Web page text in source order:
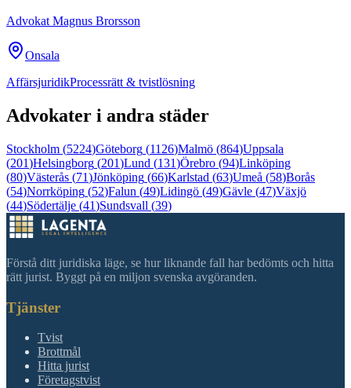
Advokat Magnus Brorsson
Onsala
AffärsjuridikProcessrätt & tvistlösning
Advokater i andra städer
Stockholm (5224)Göteborg (1126)Malmö (864)Uppsala
(201)Helsingborg (201)Lund (131)Örebro (94)Linköping
(80)Västerås (71)Jönköping (66)Karlstad (63)Umeå (58)Borås
(54)Norrköping (52)Falun (49)Lidingö (49)Gävle (47)Växjö
(44)Södertälje (41)Sundsvall (39)
Förstå ditt juridiska läge, se hur liknande fall har bedömts och hitta
rätt jurist. Byggt på en miljon svenska avgöranden.
Tjänster
Tvist
Brottmål
Hitta jurist
Företagstvist